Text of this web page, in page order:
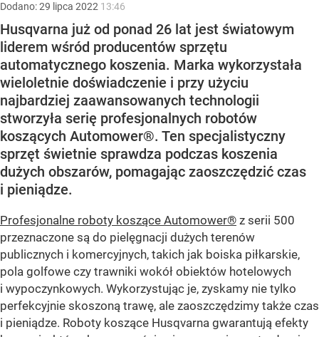
Dodano:29 lipca 2022 13:46
Husqvarna już od ponad 26 lat jest światowym
liderem wśród producentów sprzętu
automatycznego koszenia. Marka wykorzystała
wieloletnie doświadczenie i przy użyciu
najbardziej zaawansowanych technologii
stworzyła serię profesjonalnych robotów
koszących Automower®. Ten specjalistyczny
sprzęt świetnie sprawdza podczas koszenia
dużych obszarów, pomagając zaoszczędzić czas
i pieniądze.
Profesjonalne roboty koszące Automower® z serii 500
przeznaczone są do pielęgnacji dużych terenów
publicznych i komercyjnych, takich jak boiska piłkarskie,
pola golfowe czy trawniki wokół obiektów hotelowych
i wypoczynkowych. Wykorzystując je, zyskamy nie tylko
perfekcyjnie skoszoną trawę, ale zaoszczędzimy także czas
i pieniądze. Roboty koszące Husqvarna gwarantują efekty